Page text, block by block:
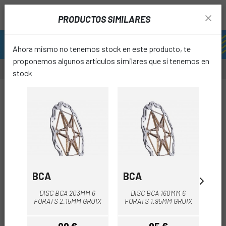
PRODUCTOS SIMILARES
Ahora mismo no tenemos stock en este producto, te
proponemos algunos artículos similares que sí tenemos en
stock
BCA
DISC BCA 203MM 6
FORATS 2.15MM GRUIX
BCA
DISC BCA 160MM 6
FORATS 1.95MM GRUIX